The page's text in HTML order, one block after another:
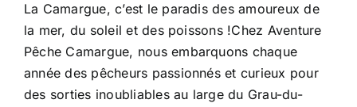
La Camargue, c’est le paradis des amoureux de
la mer, du soleil et des poissons !Chez Aventure
Pêche Camargue, nous embarquons chaque
année des pêcheurs passionnés et curieux pour
des sorties inoubliables au large du Grau-du-